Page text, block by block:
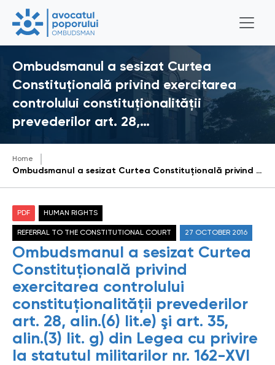
Ombudsmanul a sesizat Curtea
Constituţională privind exercitarea
controlului constituţionalităţii
prevederilor art. 28,…
Home
Ombudsmanul a sesizat Curtea Constituţională privind exercitarea controlului constituţionalităţii prevederilor art. 28, alin.(6) lit.e) şi art. 35, alin.(3) lit. g) din Legea cu privire la statutul militarilor nr. 162-XVI din 22.07.2005.
PDF HUMAN RIGHTS
REFERRAL TO THE CONSTITUTIONAL COURT 27 OCTOBER 2016
Ombudsmanul a sesizat Curtea
Constituţională privind
exercitarea controlului
constituţionalităţii prevederilor
art. 28, alin.(6) lit.e) şi art. 35,
alin.(3) lit. g) din Legea cu privire
la statutul militarilor nr. 162-XVI